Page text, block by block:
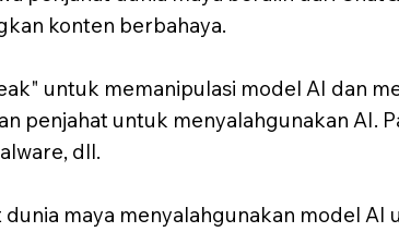
konten berbahaya.
untuk memanipulasi model AI dan
penjahat untuk menyalahgunakan AI.
dll.
maya menyalahgunakan model